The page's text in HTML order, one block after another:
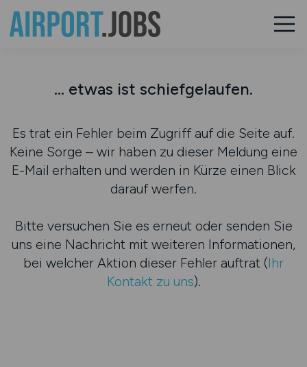
... etwas ist schiefgelaufen.
Es trat ein Fehler beim Zugriff auf die Seite auf.
Keine Sorge – wir haben zu dieser Meldung eine
E-Mail erhalten und werden in Kürze einen Blick
darauf werfen.
Bitte versuchen Sie es erneut oder senden Sie
uns eine Nachricht mit weiteren Informationen,
bei welcher Aktion dieser Fehler auftrat (Ihr
Kontakt zu uns).